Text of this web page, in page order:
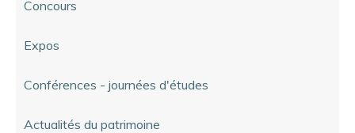
Concours
Expos
Conférences - journées d'études
Actualités du patrimoine